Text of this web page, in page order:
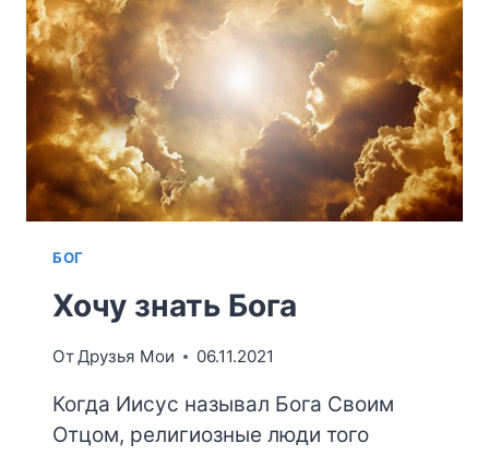
БОГ
Хочу знать Бога
ОтДрузья Мои 06.11.2021
Когда Иисус называл Бога Своим
Отцом, религиозные люди того